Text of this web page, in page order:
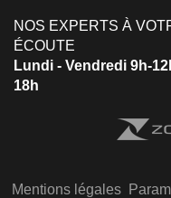
NOS EXPERTS À
ÉCOUTE
Lundi - Vendredi 9h-
18h
Mentions légales